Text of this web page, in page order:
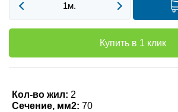
Купить в 1 клик
Кол-во жил: 2
Сечение, мм2: 70